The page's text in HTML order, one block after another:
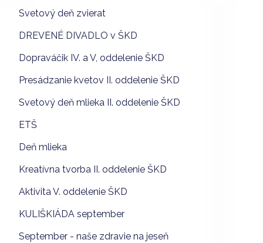
Svetový deň zvierat
DREVENÉ DIVADLO v ŠKD
Dopraváčik IV. a V, oddelenie ŠKD
Presádzanie kvetov II. oddelenie ŠKD
Svetový deň mlieka II. oddelenie ŠKD
ETŠ
Deň mlieka
Kreatívna tvorba II. oddelenie ŠKD
Aktivita V. oddelenie ŠKD
KULIŠKIÁDA september
September - naše zdravie na jeseň